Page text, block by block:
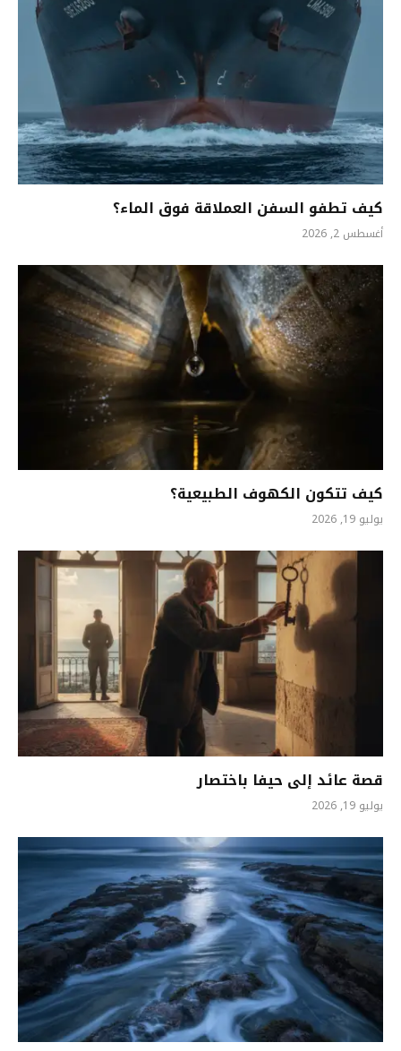
كيف تطفو السفن العملاقة فوق الماء؟
أغسطس 2, 2026
كيف تتكون الكهوف الطبيعية؟
يوليو 19, 2026
قصة عائد إلى حيفا باختصار
يوليو 19, 2026